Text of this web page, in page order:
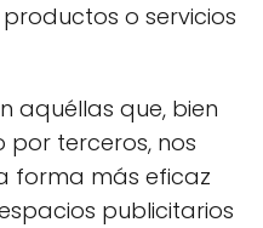
o servicios
aquéllas que, bien
terceros, nos
forma más eficaz
publicitarios